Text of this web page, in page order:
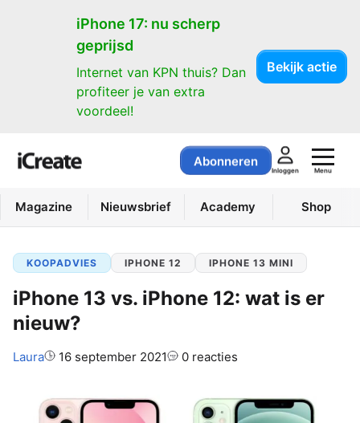
iPhone 17: nu scherp
geprijsd
Internet van KPN thuis? Dan
profiteer je van extra
voordeel!
Bekijk actie
Abonneren
Inloggen Menu
Magazine Nieuwsbrief Academy Shop
KOOPADVIES IPHONE 12 IPHONE 13 MINI
iPhone 13 vs. iPhone 12: wat is er
nieuw?
Auteur:
Laura 16 september 2021 0 reacties